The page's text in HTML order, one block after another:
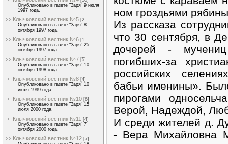
Опубликовано в газете "Заря" 9 июля
1997 года.
Клычковский вестник №5 [2]
Опубликовано в газете "Заря" 8
октября 1997 года.
Клычковский вестник №6 [1]
Опубликовано в газете "Заря" 25
октября 1997 года.
Клычковский вестник №7 [5]
Опубликовано в газете "Заря" 10
октября 1998 года
Клычковский вестник №8 [4]
Опубликовано в газете "Заря" 10
июля 1999 года.
Клычковский вестник №10 [6]
Опубликовано в газете "Заря" 15
июля 2000 года.
Клычковский вестник №11 [4]
Опубликовано в газете "Заря" 7
октября 2000 года.
Клычковский вестник №12 [7]
ном гроздьями
Из рассказа
что 30 сентября, в
дочерей -
погибших-за
российских
бабьи имени­ны».
пирогами
Верой, На­деждой,
И среди жителей д.
- Вера Михайловна